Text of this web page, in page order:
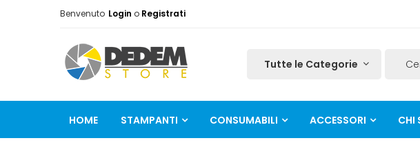
Benvenuto Login o Registrati
HOME STAMPANTI CONSUMABILI ACCESSORI CHI